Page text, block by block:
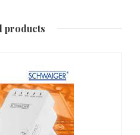
products